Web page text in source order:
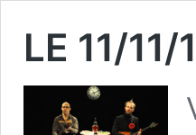
LE 11/11/